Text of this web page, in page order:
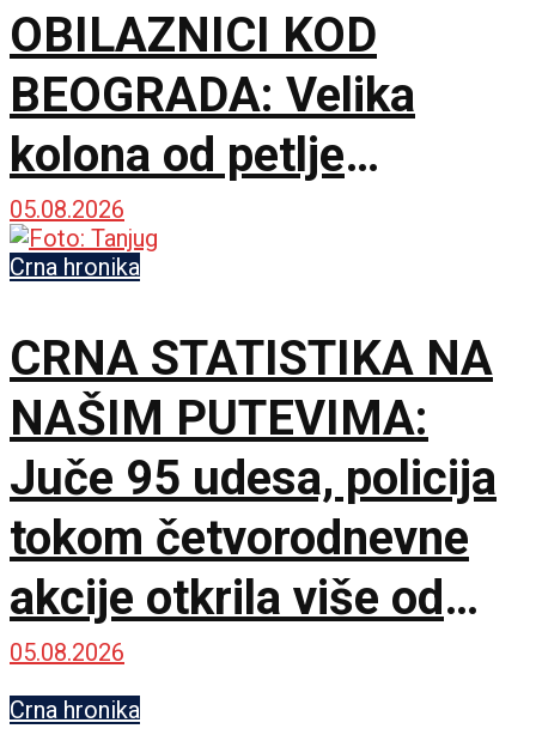
OBILAZNICI KOD
BEOGRADA: Velika
kolona od petlje
Orlovača ka Ostružnici
05.08.2026
Crna hronika
CRNA STATISTIKA NA
NAŠIM PUTEVIMA:
Juče 95 udesa, policija
tokom četvorodnevne
akcije otkrila više od
20.000 prekršaja
05.08.2026
Crna hronika